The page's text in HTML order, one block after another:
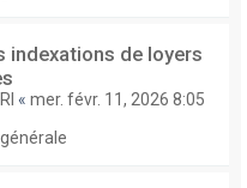
de loyers
« mer. févr. 11, 2026 8:05